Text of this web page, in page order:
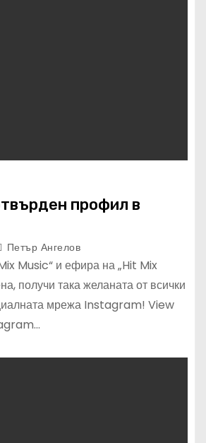
профил в
Петър Ангелов
Music“ и ефира на „Hit Mix
получи така желаната от всички
мрежа Instagram! View